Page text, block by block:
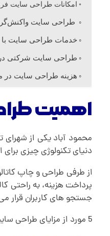
م
ح
م
و
د
آ
امکانات طراحی سایت
طراحی سایت واکنش‌گرا
خدمات طراحی سایت با
طراحی سایت شرکتی در
هزینه طراحی سایت در
اهمیت
محمود آباد یکی از
دنیای تکنولوژی چیزی
از طرفی طراحی و چاپ
پرداخت هزینه، به راحتی
جستجو های کاربران قرار
5 مورد از مزایای طراحی سایت محمودآباد: